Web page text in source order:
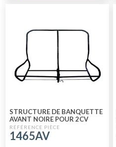
STRUCTURE DE BANQUETTE
AVANT NOIRE POUR 2CV
TYPE 1970 1990
1465AV